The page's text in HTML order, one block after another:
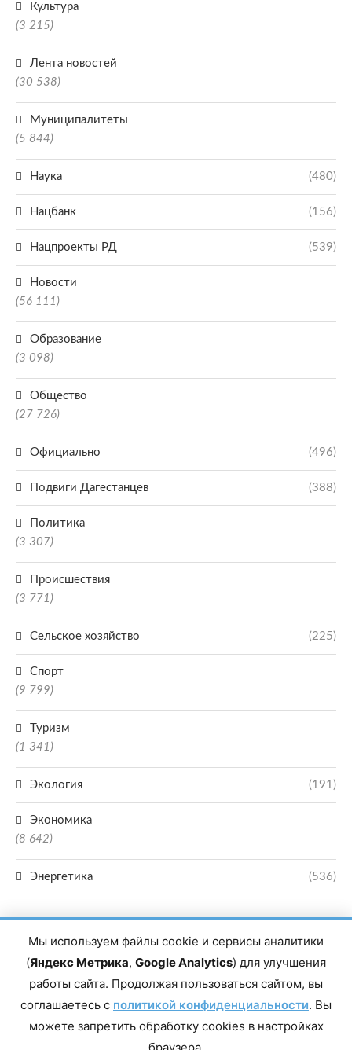
Культура
(3 215)
Лента новостей
(30 538)
Муниципалитеты
(5 844)
Наука (480)
Нацбанк (156)
Нацпроекты РД (539)
Новости
(56 111)
Образование
(3 098)
Общество
(27 726)
Официально (496)
Подвиги Дагестанцев (388)
Политика
(3 307)
Происшествия
(3 771)
Сельское хозяйство (225)
Спорт
(9 799)
Туризм
(1 341)
Экология (191)
Экономика
(8 642)
Энергетика (536)
Главный редактор сетевого издания Магомаев Тимур Нухович. Контакты
редакции: 8(988)-292-94-34 Почта: vestiskfo@gmail.com По вопросам
Дагестан, г. Махачкала, пр-т Насрутдинова, д. 1а. Все права защищены.
Копирование и использование полных материалов запрещено, частичное
Мы используем файлы cookie и сервисы аналитики
(Яндекс Метрика, Google Analytics) для улучшения
работы сайта. Продолжая пользоваться сайтом, вы
соглашаетесь с политикой конфиденциальности. Вы
можете запретить обработку cookies в настройках